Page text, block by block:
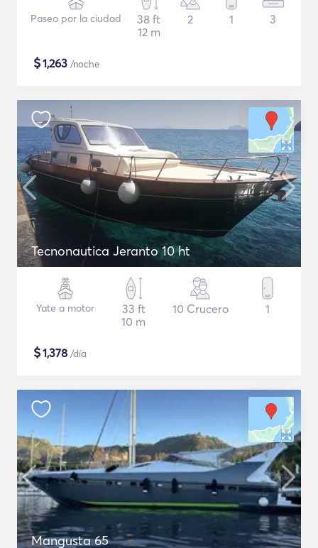
Paseo por la ciudad
38 ft
12 m
2 1 3
$1,263 /noche
Tecnonautica Jeranto 10 ht
Yate a motor
33 ft
10 m
10 Crucero 1
$1,378 /día
Mangusta 65